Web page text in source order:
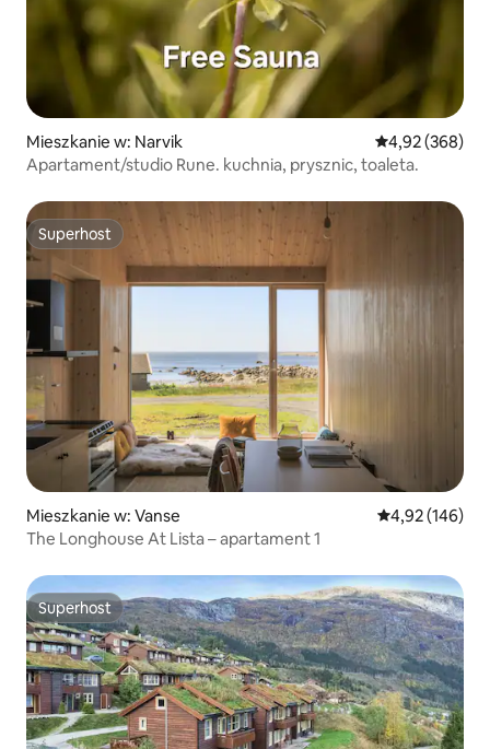
Mieszkanie w: Narvik Średnia
4,92 (368)
Apartament/studio Rune. kuchnia, prysznic, toaleta.
Superhost
Superhost
Mieszkanie w: Vanse Średnia
4,92 (146)
The Longhouse At Lista – apartament 1
Superhost
Superhost